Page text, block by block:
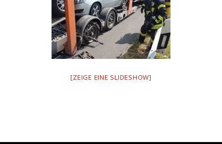
[ZEIGE EINE SLIDESHOW]